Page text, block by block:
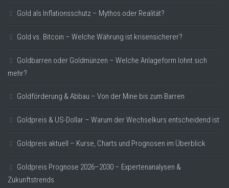
Gold als Inflationsschutz – Mythos oder Realität?
Gold vs. Bitcoin – Welche Währung ist krisensicherer?
Goldbarren oder Goldmünzen – Welche Anlageform lohnt sich
mehr?
Goldförderung & Abbau – Von der Mine bis zum Barren
Goldpreis & US-Dollar – Warum der Wechselkurs entscheidend ist
Goldpreis aktuell – Kurse, Charts und Prognosen im Überblick
Goldpreis Prognose 2026–2030 – Expertenanalysen &
Zukunftstrends